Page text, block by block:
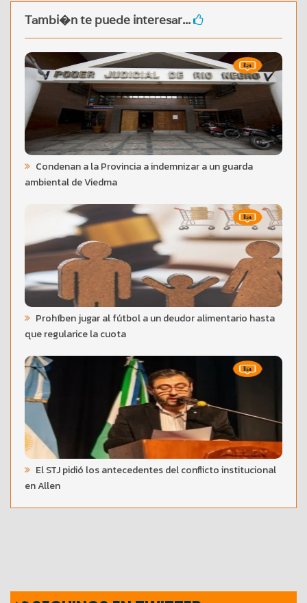
Tambi�n te puede interesar...
Condenan a la Provincia a indemnizar a un guarda
ambiental de Viedma
Prohíben jugar al fútbol a un deudor alimentario hasta
que regularice la cuota
El STJ pidió los antecedentes del conflicto institucional
en Allen